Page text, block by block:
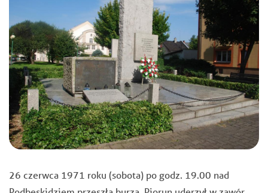
26 czerwca 1971 roku (sobota) po godz. 19.00 nad